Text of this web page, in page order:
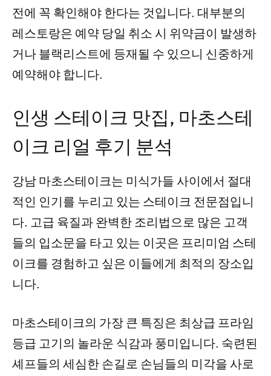
전에 꼭 확인해야 한다는 것입니다. 대부분의
레스토랑은 예약 당일 취소 시 위약금이 발생하
거나 블랙리스트에 등재될 수 있으니 신중하게
예약해야 합니다.
인생 스테이크 맛집, 마초스테
이크 리얼 후기 분석
강남 마초스테이크는 미식가들 사이에서 절대
적인 인기를 누리고 있는 스테이크 전문점입니
다. 고급 육질과 완벽한 조리법으로 많은 고객
들의 입소문을 타고 있는 이곳은 프리미엄 스테
이크를 경험하고 싶은 이들에게 최적의 장소입
니다.
마초스테이크의 가장 큰 특징은 최상급 프라임
등급 고기의 놀라운 식감과 풍미입니다. 숙련된
셰프들의 세심한 손길로 손님들의 미각을 사로